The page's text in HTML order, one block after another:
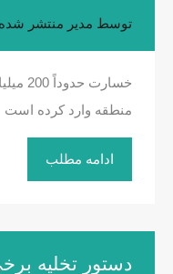
توسط مدیر منتشر شده
منطقه وارد کرده است
ادامه مطلب
دستور تخلیه